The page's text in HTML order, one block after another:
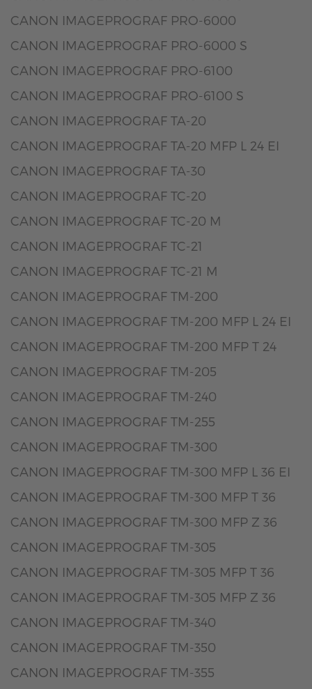
CANON IMAGEPROGRAF PRO-6000
CANON IMAGEPROGRAF PRO-6000 S
CANON IMAGEPROGRAF PRO-6100
CANON IMAGEPROGRAF PRO-6100 S
CANON IMAGEPROGRAF TA-20
CANON IMAGEPROGRAF TA-20 MFP L 24 EI
CANON IMAGEPROGRAF TA-30
CANON IMAGEPROGRAF TC-20
CANON IMAGEPROGRAF TC-20 M
CANON IMAGEPROGRAF TC-21
CANON IMAGEPROGRAF TC-21 M
CANON IMAGEPROGRAF TM-200
CANON IMAGEPROGRAF TM-200 MFP L 24 EI
CANON IMAGEPROGRAF TM-200 MFP T 24
CANON IMAGEPROGRAF TM-205
CANON IMAGEPROGRAF TM-240
CANON IMAGEPROGRAF TM-255
CANON IMAGEPROGRAF TM-300
CANON IMAGEPROGRAF TM-300 MFP L 36 EI
CANON IMAGEPROGRAF TM-300 MFP T 36
CANON IMAGEPROGRAF TM-300 MFP Z 36
CANON IMAGEPROGRAF TM-305
CANON IMAGEPROGRAF TM-305 MFP T 36
CANON IMAGEPROGRAF TM-305 MFP Z 36
CANON IMAGEPROGRAF TM-340
CANON IMAGEPROGRAF TM-350
CANON IMAGEPROGRAF TM-355